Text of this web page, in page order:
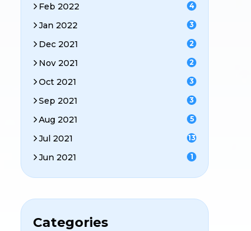
Feb 2022 4
Jan 2022 3
Dec 2021 2
Nov 2021 2
Oct 2021 3
Sep 2021 3
Aug 2021 5
Jul 2021 13
Jun 2021 1
Categories